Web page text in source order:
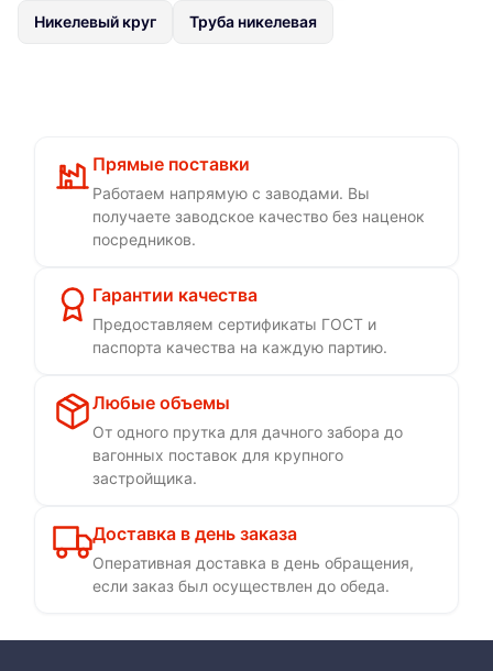
Никелевый круг Труба никелевая
Прямые поставки
Работаем напрямую с заводами. Вы
получаете заводское качество без наценок
посредников.
Гарантии качества
Предоставляем сертификаты ГОСТ и
паспорта качества на каждую партию.
Любые объемы
От одного прутка для дачного забора до
вагонных поставок для крупного
застройщика.
Доставка в день заказа
Оперативная доставка в день обращения,
если заказ был осуществлен до обеда.